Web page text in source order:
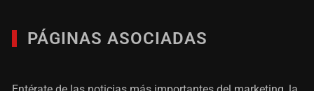
PÁGINAS ASOCIADAS